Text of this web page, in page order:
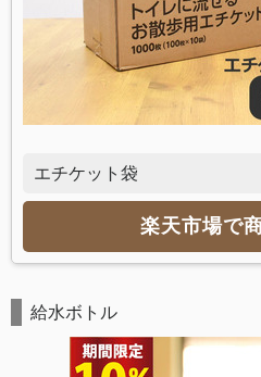
エチケット袋
楽天市場で
給水ボトル